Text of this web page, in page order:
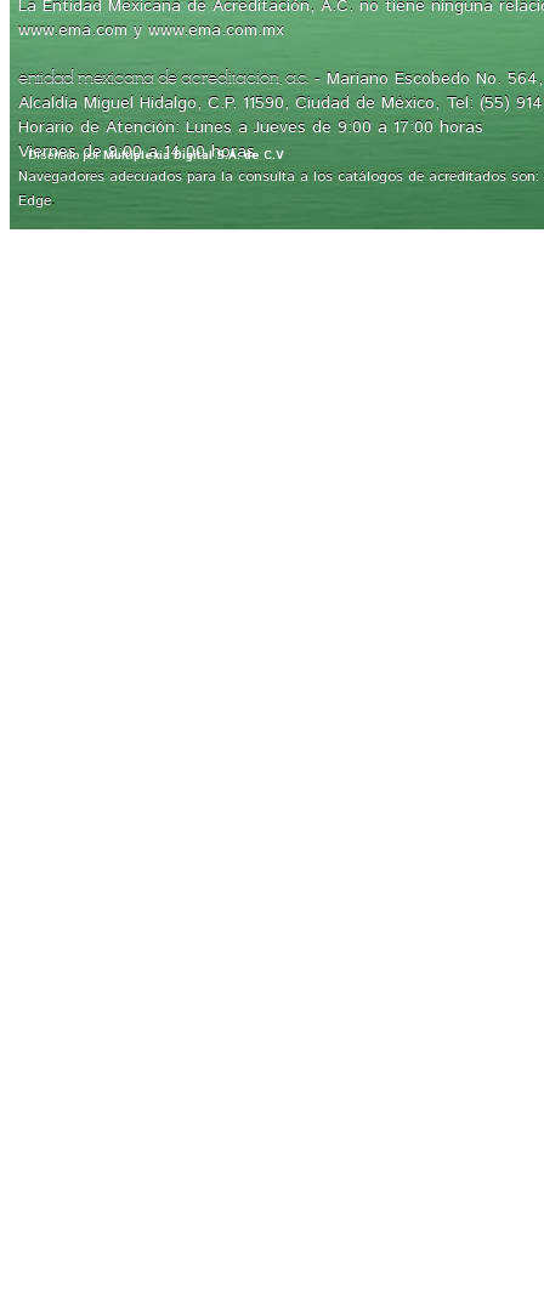
La Entidad Mexicana de Acreditación, A.C. no tiene ninguna
www.ema.com y www.ema.com.mx
entidad mexicana de acreditación, a.c. - Mariano Escobedo No.
Alcaldía Miguel Hidalgo, C.P. 11590, Ciudad de México, Tel: (55)
Horario de Atención: Lunes a Jueves de 9:00 a 17:00 horas
Viernes de 9:00 a 14:00 horas
Navegadores adecuados para la consulta a los catálogos de acreditados
Edge.
Diseñado porMultiplexia Digital S.A. de C.V